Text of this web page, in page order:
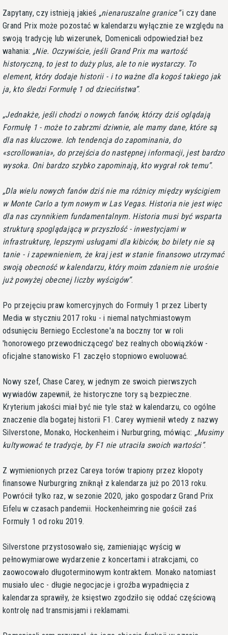
Zapytany, czy istnieją jakieś nienaruszalne granice i czy dane
Grand Prix może pozostać w kalendarzu wyłącznie ze względu na
swoją tradycję lub wizerunek, Domenicali odpowiedział bez
wahania:
Nie. Oczywiście, jeśli Grand Prix ma wartość
historyczną, to jest to duży plus, ale to nie wystarczy. To
element, który dodaje historii - i to ważne dla kogoś takiego jak
ja, kto śledzi Formułę 1 od dzieciństwa .
Jednakże, jeśli chodzi o nowych fanów, którzy dziś oglądają
Formułę 1 - może to zabrzmi dziwnie, ale mamy dane, które są
dla nas kluczowe. Ich tendencja do zapominania, do
«scrollowania», do przejścia do następnej informacji, jest bardzo
wysoka. Oni bardzo szybko zapominają, kto wygrał rok temu .
Dla wielu nowych fanów dziś nie ma różnicy między wyścigiem
w Monte Carlo a tym nowym w Las Vegas. Historia nie jest więc
dla nas czynnikiem fundamentalnym. Historia musi być wsparta
strukturą spoglądającą w przyszłość - inwestycjami w
infrastrukturę, lepszymi usługami dla kibiców, bo bilety nie są
tanie - i zapewnieniem, że kraj jest w stanie finansowo utrzymać
swoją obecność w kalendarzu, który moim zdaniem nie urośnie
już powyżej obecnej liczby wyścigów .
Po przejęciu praw komercyjnych do Formuły 1 przez Liberty
Media w styczniu 2017 roku - i niemal natychmiastowym
odsunięciu Berniego Ecclestone'a na boczny tor w roli
'honorowego przewodniczącego' bez realnych obowiązków -
oficjalne stanowisko F1 zaczęło stopniowo ewoluować.
Nowy szef, Chase Carey, w jednym ze swoich pierwszych
wywiadów zapewnił, że historyczne tory są bezpieczne.
Kryterium jakości miał być nie tyle staż w kalendarzu, co ogólne
znaczenie dla bogatej historii F1. Carey wymienił wtedy z nazwy
Silverstone, Monako, Hockenheim i Nurburgring, mówiąc: Musimy
kultywować te tradycje, by F1 nie utraciła swoich wartości .
Z wymienionych przez Careya torów trapiony przez kłopoty
finansowe Nurburgring zniknął z kalendarza już po 2013 roku.
Powrócił tylko raz, w sezonie 2020, jako gospodarz Grand Prix
Eifelu w czasach pandemii. Hockenheimring nie gościł zaś
Formuły 1 od roku 2019.
Silverstone przystosowało się, zamieniając wyścig w
pełnowymiarowe wydarzenie z koncertami i atrakcjami, co
zaowocowało długoterminowym kontraktem. Monako natomiast
musiało ulec - długie negocjacje i groźba wypadnięcia z
kalendarza sprawiły, że księstwo zgodziło się oddać częściową
kontrolę nad transmisjami i reklamami.